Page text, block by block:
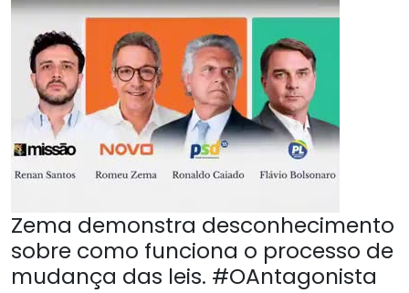
Zema demonstra desconhecimento
sobre como funciona o processo de
mudança das leis. #OAntagonista